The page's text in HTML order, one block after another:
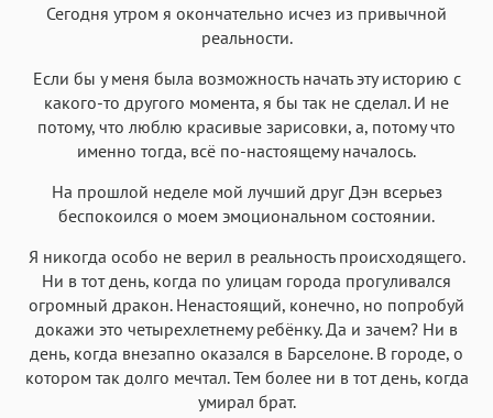
Аа
Roboto
Аа
Garamond
Аа
Fira Sans
Аа
Times
Аа
Iowan San Francisco Аа
SF Serif Аа
New York
Аа
Helvetica Neue
Аа Аа Аа
Аа
Courier
Аа
Courier New
Аа
Menlo
Аа
SF Mono
Сегодня утром я окончательно исчез из привычной
реальности.
Если бы у меня была возможность начать эту историю с
какого-то другого момента, я бы так не сделал. И не
потому, что люблю красивые зарисовки, а, потому что
именно тогда, всё по-настоящему началось.
На прошлой неделе мой лучший друг Дэн всерьез
беспокоился о моем эмоциональном состоянии.
Я никогда особо не верил в реальность происходящего.
Ни в тот день, когда по улицам города прогуливался
огромный дракон. Ненастоящий, конечно, но попробуй
докажи это четырехлетнему ребёнку. Да и зачем? Ни в
день, когда внезапно оказался в Барселоне. В городе, о
котором так долго мечтал. Тем более ни в тот день, когда
умирал брат.